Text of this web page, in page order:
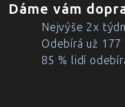
Dáme vám
Nejvýše 2x
Odebírá už
85 % lidí